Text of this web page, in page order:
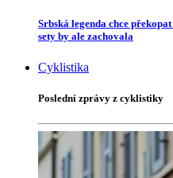
Srbská legenda chce
sety by ale zachovala
Cyklistika
Poslední zprávy z cyklistiky